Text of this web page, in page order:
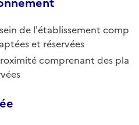
de l'établissement comp
et réservées
comprenant des pla